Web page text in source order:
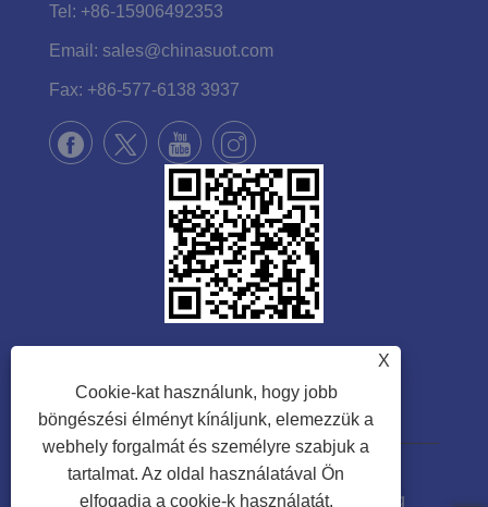
Tel: +86-15906492353
Email: sales@chinasuot.com
Fax: +86-577-6138 3937
Copyright © 2022 Zhejiang Suote Sewing
X
Cookie-kat használunk, hogy jobb
böngészési élményt kínáljunk, elemezzük a
webhely forgalmát és személyre szabjuk a
tartalmat. Az oldal használatával Ön
elfogadja a cookie-k használatát.